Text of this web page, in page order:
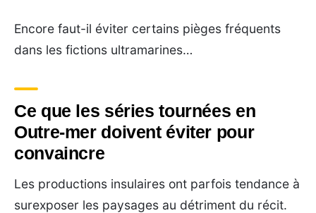
Encore faut-il éviter certains pièges fréquents
dans les fictions ultramarines…
Ce que les séries tournées en
Outre-mer doivent éviter pour
convaincre
Les productions insulaires ont parfois tendance à
surexposer les paysages au détriment du récit.